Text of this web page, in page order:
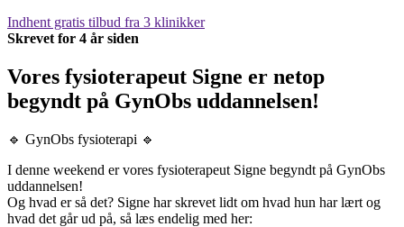
Indhent gratis tilbud fra 3 klinikker
Skrevet for 4 år siden
Vores fysioterapeut Signe er netop
begyndt på GynObs uddannelsen!
🔹 GynObs fysioterapi 🔹
I denne weekend er vores fysioterapeut Signe begyndt på GynObs
uddannelsen!
Og hvad er så det? Signe har skrevet lidt om hvad hun har lært og
hvad det går ud på, så læs endelig med her: